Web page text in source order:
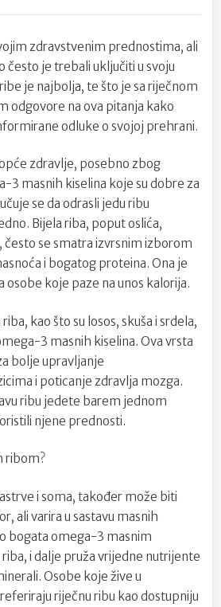
često
jesti
?
zdravstvenim prednostima, ali
često je trebali uključiti u svoju
je najbolja, te što je sa riječnom
odgovore na ova pitanja kako
odluke o svojoj prehrani.
zdravlje, posebno zbog
3 masnih kiselina koje su dobre za
se da odrasli jedu ribu
Bijela riba, poput oslića,
često se smatra izvrsnim izborom
i bogatog proteina. Ona je
osobe koje paze na unos kalorija.
kao što su losos, skuša i srdela,
3 masnih kiselina. Ova vrsta
bolje upravljanje
i poticanje zdravlja mozga.
ribu jedete barem jednom
njene prednosti.
ribom?
i soma, također može biti
ali varira u sastavu masnih
bogata omega-3 masnim
i dalje pruža vrijedne nutrijente
Osobe koje žive u
riječnu ribu kao dostupniju